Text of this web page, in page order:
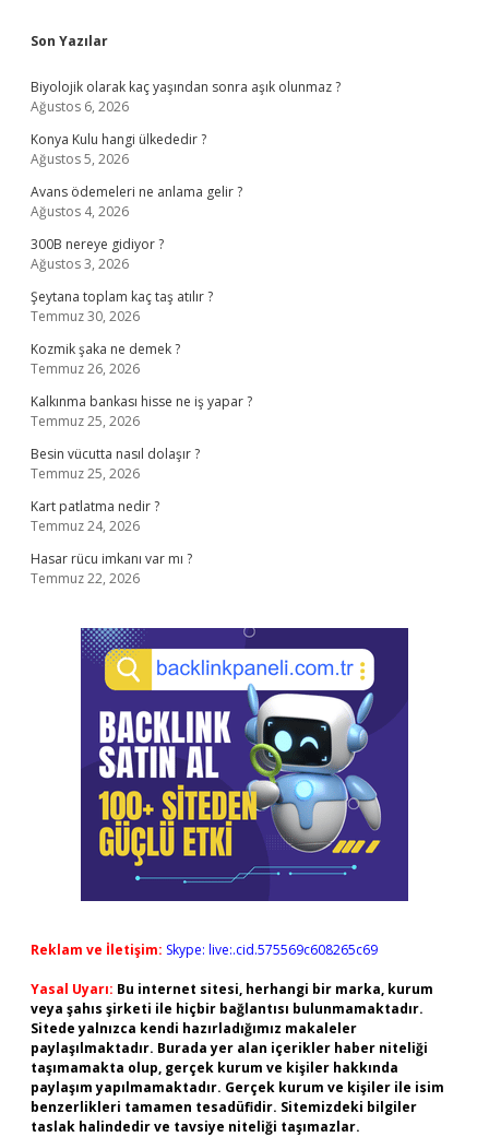
Sidebar
Son Yazılar
Biyolojik olarak kaç yaşından sonra aşık olunmaz ?
Ağustos 6, 2026
Konya Kulu hangi ülkededir ?
Ağustos 5, 2026
Avans ödemeleri ne anlama gelir ?
Ağustos 4, 2026
300B nereye gidiyor ?
Ağustos 3, 2026
Şeytana toplam kaç taş atılır ?
Temmuz 30, 2026
Kozmik şaka ne demek ?
Temmuz 26, 2026
Kalkınma bankası hisse ne iş yapar ?
Temmuz 25, 2026
Besin vücutta nasıl dolaşır ?
Temmuz 25, 2026
Kart patlatma nedir ?
Temmuz 24, 2026
Hasar rücu imkanı var mı ?
Temmuz 22, 2026
Reklam ve İletişim: Skype: live:.cid.575569c608265c69
Yasal Uyarı: Bu internet sitesi, herhangi bir marka, kurum
veya şahıs şirketi ile hiçbir bağlantısı bulunmamaktadır.
Sitede yalnızca kendi hazırladığımız makaleler
paylaşılmaktadır. Burada yer alan içerikler haber niteliği
taşımamakta olup, gerçek kurum ve kişiler hakkında
paylaşım yapılmamaktadır. Gerçek kurum ve kişiler ile isim
benzerlikleri tamamen tesadüfidir. Sitemizdeki bilgiler
taslak halindedir ve tavsiye niteliği taşımazlar.